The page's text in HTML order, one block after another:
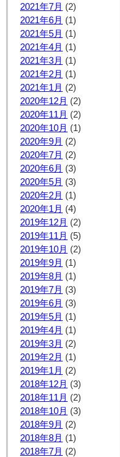
2021年7月 (2)
2021年6月 (1)
2021年5月 (1)
2021年4月 (1)
2021年3月 (1)
2021年2月 (1)
2021年1月 (2)
2020年12月 (2)
2020年11月 (2)
2020年10月 (1)
2020年9月 (2)
2020年7月 (2)
2020年6月 (3)
2020年5月 (3)
2020年2月 (1)
2020年1月 (4)
2019年12月 (2)
2019年11月 (5)
2019年10月 (2)
2019年9月 (1)
2019年8月 (1)
2019年7月 (3)
2019年6月 (3)
2019年5月 (1)
2019年4月 (1)
2019年3月 (2)
2019年2月 (1)
2019年1月 (2)
2018年12月 (3)
2018年11月 (2)
2018年10月 (3)
2018年9月 (2)
2018年8月 (1)
2018年7月 (2)